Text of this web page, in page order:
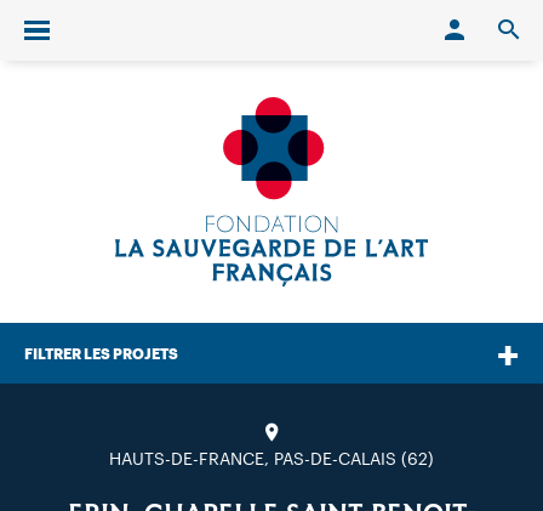
Ouvrir/fermer le menu
FILTRER LES PROJETS
HAUTS-DE-FRANCE, PAS-DE-CALAIS (62)